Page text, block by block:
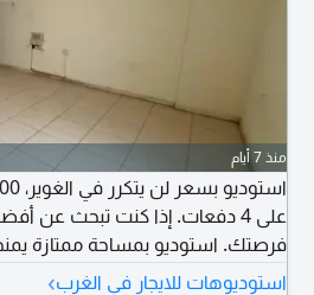
منذ 7 أيام
على 4 دفعات. إذا كنت تبحث عن
فرصتك. استوديو بمساحة ممتازة
سوبر لوكس بتصميم عصري وأنيق.
استوديوهات للايجار في الغرب›